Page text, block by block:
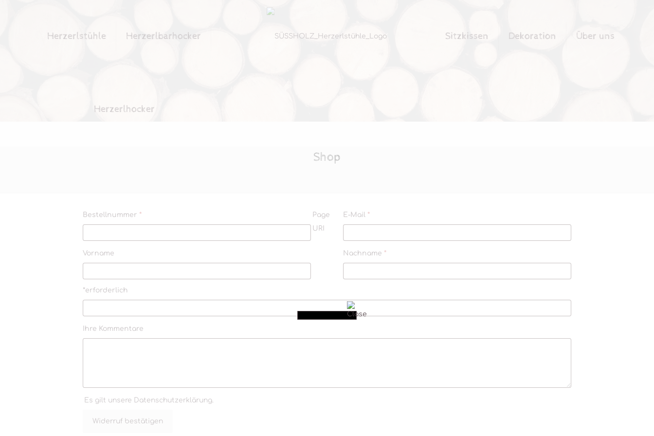
Herzerlstühle Herzerlbarhocker
Herzerlhocker
Sitzkissen Dekoration Über uns
Shop
Bestellnummer *erforderlich E-Mail *erforderlich
Vorname Nachname *erforderlich
Page
URI
*erforderlich
Ihre Kommentare
Es gilt unsere Datenschutzerklärung.
Widerruf bestätigen